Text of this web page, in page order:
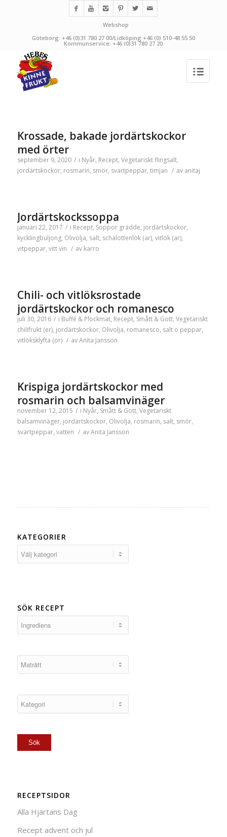
Webshop
Göteborg: +46 (0)31 780 27 00/Lidköping:+46 (0) 510-48 55 50
Kommunservice: +46 (0)31 780 27 20
Krossade, bakade jordärtskockor
med örter
september 9, 2020 / i Nyår, Recept, Vegetariskt flingsalt,
jordärtskockor, rosmarin, smör, svartpeppar, timjan / av anitaj
Jordärtskockssoppa
januari 22, 2017 / i Recept, Soppor grädde, jordärtskockor,
kycklingbuljong, Olivolja, salt, schalottenlök (ar), vitlök (ar),
vitpeppar, vitt vin / av karro
Chili- och vitlöksrostade
jordärtskockor och romanesco
juli 30, 2016 / i Buffé & Plockmat, Recept, Smått & Gott, Vegetariskt
chilifrukt (er), jordärtskockor, Olivolja, romanesco, salt o peppar,
vitlöksklyfta (or) / avAnita Jansson
Krispiga jordärtskockor med
rosmarin och balsamvinäger
november 12, 2015 / i Nyår, Smått & Gott, Vegetariskt
balsamvinäger, jordärtskockor, Olivolja, rosmarin, salt, smör,
svartpeppar, vatten / avAnita Jansson
KATEGORIER
SÖK RECEPT
RECEPTSIDOR
Alla Hjärtans Dag
Recept advent och jul